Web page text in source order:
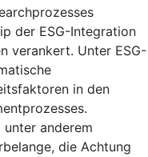
der ESG-Integration
verankert. Unter ESG-
in den
anderem
die Achtung